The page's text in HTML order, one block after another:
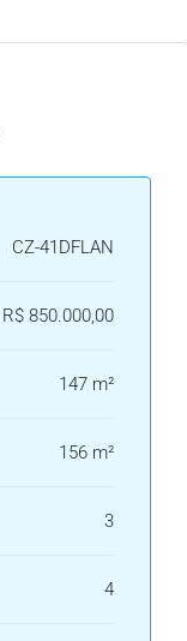
CZ-41DFLAN
R$ 850.000,00
147 m²
156 m²
3
4